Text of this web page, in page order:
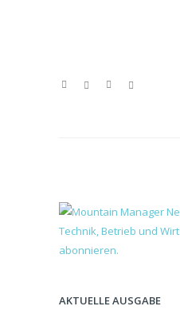
AKTUELLE AUSGABE